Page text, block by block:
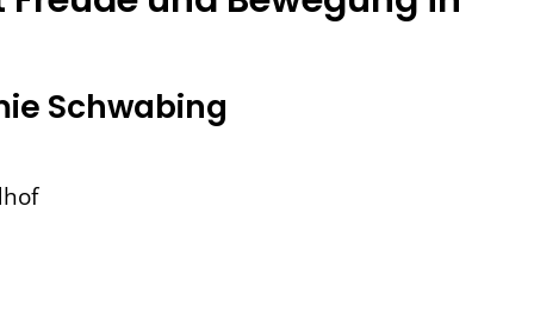
Schwabing